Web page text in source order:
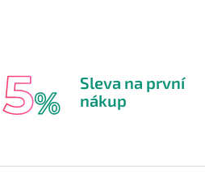
Sleva na první
nákup